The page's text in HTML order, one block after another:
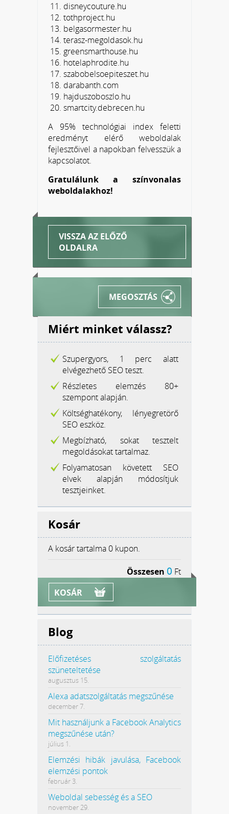
disneycouture.hu
tothproject.hu
belgasormester.hu
terasz-megoldasok.hu
greensmarthouse.hu
hotelaphrodite.hu
szabobelsoepiteszet.hu
darabanth.com
hajduszoboszlo.hu
smartcity.debrecen.hu
A 95% technológiai index feletti
eredményt elérő weboldalak
fejlesztőivel a napokban felvesszük a
kapcsolatot.
Gratulálunk a színvonalas
weboldalakhoz!
VISSZA AZ ELŐZŐ
OLDALRA
MEGOSZTÁS
Miért minket válassz?
Szupergyors, 1 perc alatt
elvégezhető SEO teszt.
Részletes elemzés 80+
szempont alapján.
Költséghatékony, lényegretörő
SEO eszköz.
Megbízható, sokat tesztelt
megoldásokat tartalmaz.
Folyamatosan követett SEO
elvek alapján módosítjuk
tesztjeinket.
Kosár
A kosár tartalma 0 kupon.
Összesen 0 Ft
KOSÁR
Blog
Előfizetéses szolgáltatás
szüneteltetése
augusztus 15.
Alexa adatszolgáltatás megszűnése
december 7.
Mit használjunk a Facebook Analytics
megszűnése után?
július 1.
Elemzési hibák javulása, Facebook
elemzési pontok
február 3.
Weboldal sebesség és a SEO
november 29.